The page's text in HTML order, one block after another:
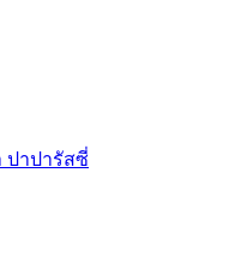
ปาปารัสซี่